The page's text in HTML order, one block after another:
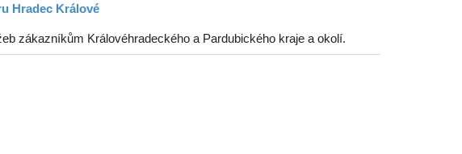
Hradec Králové
zákazníkům Královéhradeckého a Pardubického kraje a okolí.